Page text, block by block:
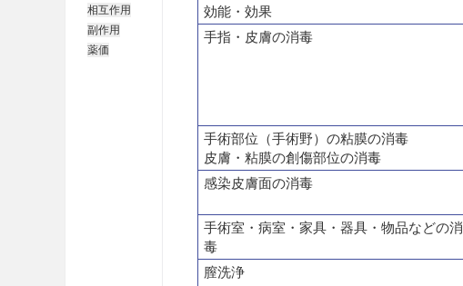
相互作用
副作用
薬価
効能・効果
手指・皮膚の消毒
手術部位（手術野）の粘膜の消毒
皮膚・粘膜の創傷部位の消毒
感染皮膚面の消毒
手術室・病室・家具・器具・物品などの消
毒
膣洗浄